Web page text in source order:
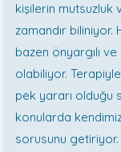
kişilerin mutsuzluk
zamandır biliniyor.
bazen önyargılı
olabiliyor.
pek yararı olduğu
konularda
sorusunu getiriyor.